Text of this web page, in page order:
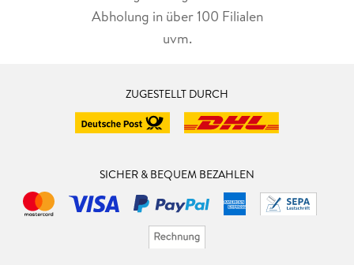
Abholung in über 100 Filialen
uvm.
ZUGESTELLT DURCH
SICHER & BEQUEM BEZAHLEN